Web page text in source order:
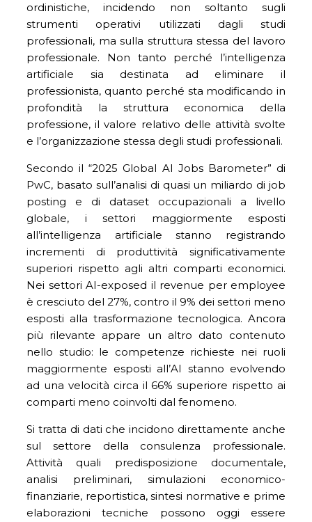
ordinistiche, incidendo non soltanto sugli
strumenti operativi utilizzati dagli studi
professionali, ma sulla struttura stessa del lavoro
professionale. Non tanto perché l’intelligenza
artificiale sia destinata ad eliminare il
professionista, quanto perché sta modificando in
profondità la struttura economica della
professione, il valore relativo delle attività svolte
e l’organizzazione stessa degli studi professionali.
Secondo il “2025 Global AI Jobs Barometer” di
PwC, basato sull’analisi di quasi un miliardo di job
posting e di dataset occupazionali a livello
globale, i settori maggiormente esposti
all’intelligenza artificiale stanno registrando
incrementi di produttività significativamente
superiori rispetto agli altri comparti economici.
Nei settori AI-exposed il revenue per employee
è cresciuto del 27%, contro il 9% dei settori meno
esposti alla trasformazione tecnologica. Ancora
più rilevante appare un altro dato contenuto
nello studio: le competenze richieste nei ruoli
maggiormente esposti all’AI stanno evolvendo
ad una velocità circa il 66% superiore rispetto ai
comparti meno coinvolti dal fenomeno.
Si tratta di dati che incidono direttamente anche
sul settore della consulenza professionale.
Attività quali predisposizione documentale,
analisi preliminari, simulazioni economico-
finanziarie, reportistica, sintesi normative e prime
elaborazioni tecniche possono oggi essere